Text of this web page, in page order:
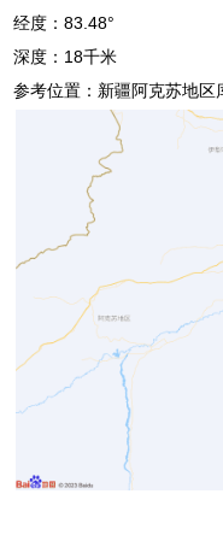
经度：83.48°
深度：18千米
参考位置：新疆阿克苏地区